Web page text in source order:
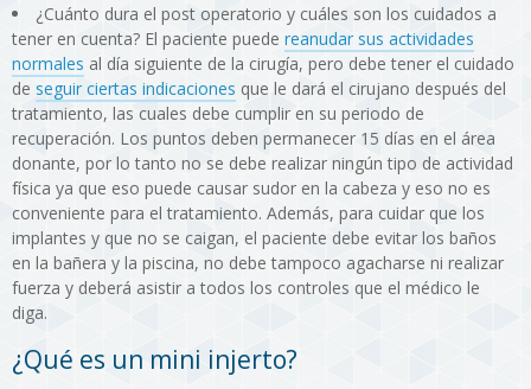
¿Cuánto dura el post operatorio y cuáles son los cuidados a
tener en cuenta? El paciente puede reanudar sus actividades
normales al día siguiente de la cirugía, pero debe tener el cuidado
de seguir ciertas indicaciones que le dará el cirujano después del
tratamiento, las cuales debe cumplir en su periodo de
recuperación. Los puntos deben permanecer 15 días en el área
donante, por lo tanto no se debe realizar ningún tipo de actividad
física ya que eso puede causar sudor en la cabeza y eso no es
conveniente para el tratamiento. Además, para cuidar que los
implantes y que no se caigan, el paciente debe evitar los baños
en la bañera y la piscina, no debe tampoco agacharse ni realizar
fuerza y deberá asistir a todos los controles que el médico le
diga.
¿Qué es un mini injerto?